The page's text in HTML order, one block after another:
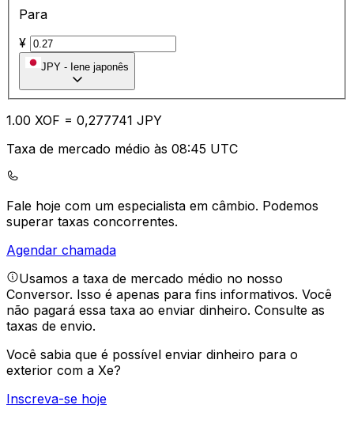
Para
¥
JPY - Iene japonês
1.00 XOF = 0,277741 JPY
Taxa de mercado médio às 08:45 UTC
Fale hoje com um especialista em câmbio. Podemos
superar taxas concorrentes.
Agendar chamada
Usamos a taxa de mercado médio no nosso
Conversor. Isso é apenas para fins informativos. Você
não pagará essa taxa ao enviar dinheiro. Consulte as
taxas de envio.
Você sabia que é possível enviar dinheiro para o
exterior com a Xe?
Inscreva-se hoje